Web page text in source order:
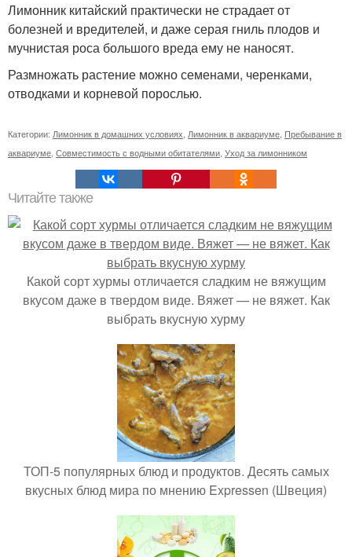
Лимонник китайский практически не страдает от
болезней и вредителей, и даже серая гниль плодов и
мучнистая роса большого вреда ему не наносят.
Размножать растение можно семенами, черенками,
отводками и корневой порослью.
Категории: Лимонник в домашних условиях Лимонник в аквариуме Пребывание в
аквариуме Совместимость с водными обитателями Уход за лимонником
Читайте также
Какой сорт хурмы отличается сладким не вяжущим
вкусом даже в твердом виде. Вяжет — не вяжет. Как
выбрать вкусную хурму
ТОП-5 популярных блюд и продуктов. Десять самых
вкусных блюд мира по мнению Expressen (Швеция)